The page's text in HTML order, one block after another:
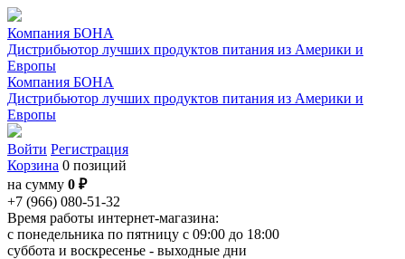
Компания БОНА
Дистрибьютор лучших продуктов питания из Америки и
Европы
Компания БОНА
Дистрибьютор лучших продуктов питания из Америки и
Европы
Войти Регистрация
Корзина 0 позиций
на сумму 0 ₽
+7 (966) 080-51-32
Время работы интернет-магазина:
с понедельника по пятницу с 09:00 до 18:00
суббота и воскресенье - выходные дни